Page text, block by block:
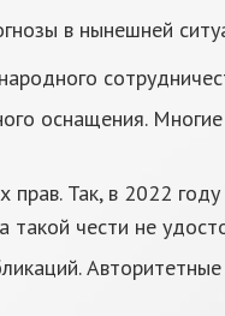
в нынешней
оснащения.
прав. Так, в 2022
такой чести не